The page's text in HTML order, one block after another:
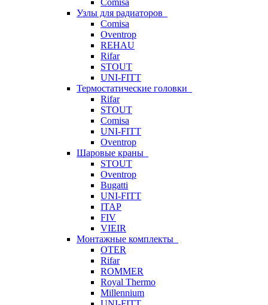
Comisa
Узлы для радиаторов
Comisa
Oventrop
REHAU
Rifar
STOUT
UNI-FITT
Термостатические головки
Rifar
STOUT
Comisa
UNI-FITT
Oventrop
Шаровые краны
STOUT
Oventrop
Bugatti
UNI-FITT
ITAP
FIV
VIEIR
Монтажные комплекты
OTER
Rifar
ROMMER
Royal Thermo
Millennium